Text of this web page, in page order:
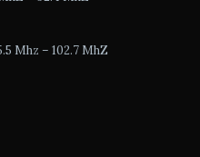
Mhz – 102.7 MhZ